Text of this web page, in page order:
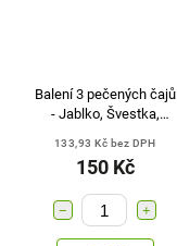
Balení 3 pečených čajů
- Jablko, Švestka,
133,93 Kč bez DPH
150 Kč
+
−